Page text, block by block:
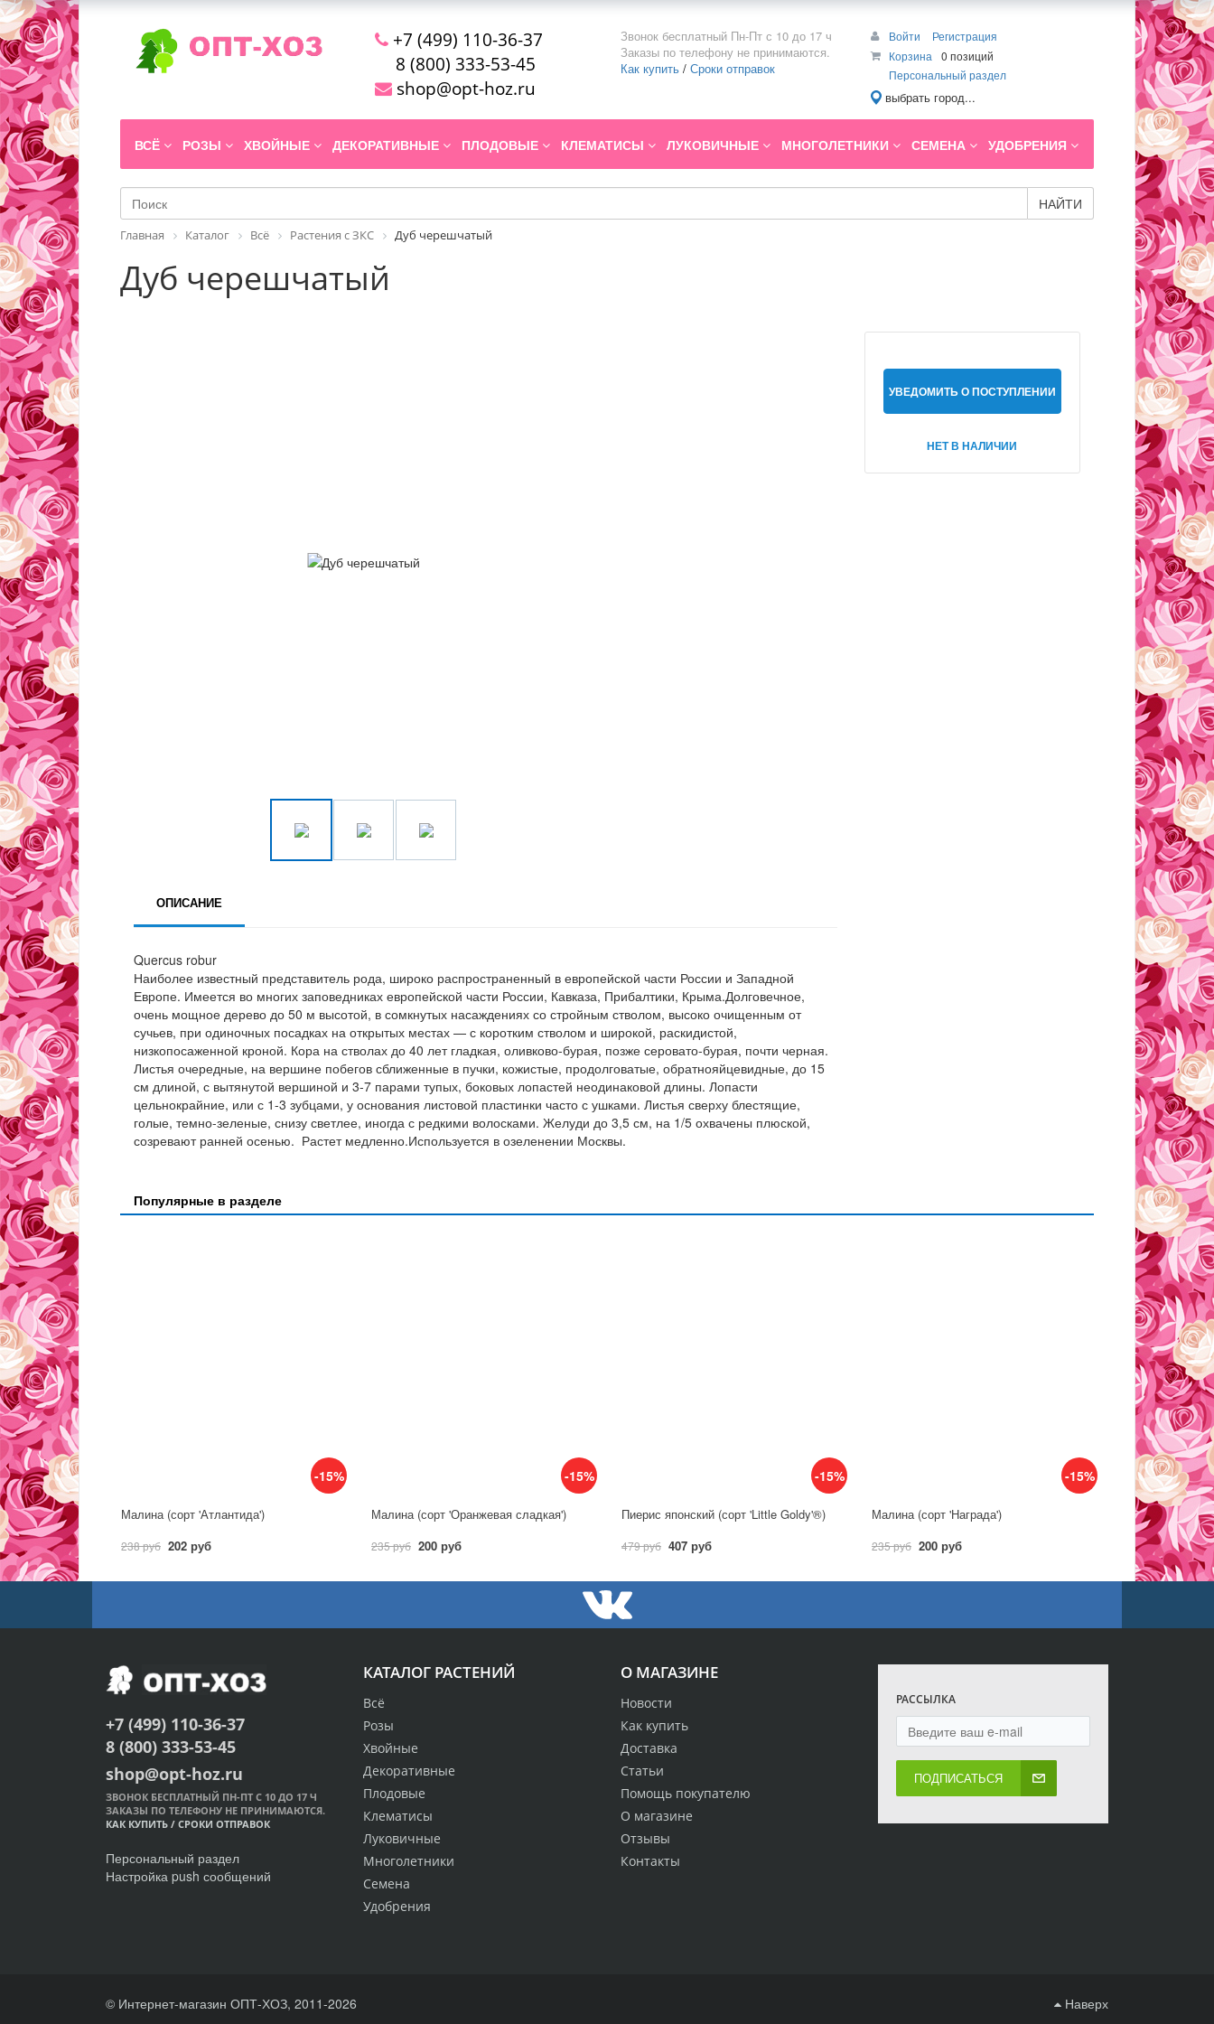
+7 (499) 110-36-37
8 (800) 333-53-45
shop@opt-hoz.ru
Звонок бесплатный Пн-Пт с 10 до 17 ч
Заказы по телефону не принимаются.
Как купить / Сроки отправок
Войти
Регистрация
Корзина
0 позиций
Персональный раздел
выбрать город...
ВСЁ РОЗЫ ХВОЙНЫЕ ДЕКОРАТИВНЫЕ ПЛОДОВЫЕ КЛЕМАТИСЫ ЛУКОВИЧНЫЕ МНОГОЛЕТНИКИ СЕМЕНА УДОБРЕНИЯ
НАЙТИ
Главная Каталог Всё Растения с ЗКС Дуб черешчатый
Дуб черешчатый
УВЕДОМИТЬ О ПОСТУПЛЕНИИ
НЕТ В НАЛИЧИИ
ОПИСАНИЕ
Quercus robur
Наиболее известный представитель рода, широко распространенный в европейской части России и Западной
Европе. Имеется во многих заповедниках европейской части России, Кавказа, Прибалтики, Крыма.Долговечное,
очень мощное дерево до 50 м высотой, в сомкнутых насаждениях со стройным стволом, высоко очищенным от
сучьев, при одиночных посадках на открытых местах — с коротким стволом и широкой, раскидистой,
низкопосаженной кроной. Кора на стволах до 40 лет гладкая, оливково-бурая, позже серовато-бурая, почти черная.
Листья очередные, на вершине побегов сближенные в пучки, кожистые, продолговатые, обратнояйцевидные, до 15
см длиной, с вытянутой вершиной и 3-7 парами тупых, боковых лопастей неодинаковой длины. Лопасти
цельнокрайние, или с 1-3 зубцами, у основания листовой пластинки часто с ушками. Листья сверху блестящие,
голые, темно-зеленые, снизу светлее, иногда с редкими волосками. Желуди до 3,5 см, на 1/5 охвачены плюской,
созревают ранней осенью. Растет медленно.Используется в озеленении Москвы.
Популярные в разделе
-15%
Малина (сорт 'Атлантида')
238 руб 202 руб
-15%
Малина (сорт 'Оранжевая сладкая')
235 руб 200 руб
-15%
Пиерис японский (сорт 'Little Goldy'®)
479 руб 407 руб
-15%
Малина (сорт 'Награда')
235 руб 200 руб
О МАГАЗИНЕ
Новости
Как купить
Доставка
Статьи
Помощь покупателю
О магазине
Отзывы
Контакты
КАТАЛОГ РАСТЕНИЙ
Всё
Розы
Хвойные
Декоративные
Плодовые
Клематисы
Луковичные
Многолетники
Семена
Удобрения
РАССЫЛКА
ПОДПИСАТЬСЯ
+7 (499) 110-36-37
8 (800) 333-53-45
shop@opt-hoz.ru
ЗВОНОК БЕСПЛАТНЫЙ ПН-ПТ С 10 ДО 17 Ч
ЗАКАЗЫ ПО ТЕЛЕФОНУ НЕ ПРИНИМАЮТСЯ.
КАК КУПИТЬ / СРОКИ ОТПРАВОК
Персональный раздел
Настройка push сообщений
© Интернет-магазин ОПТ-ХОЗ, 2011-2026 Наверх